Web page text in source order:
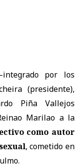
por los
(presidente),
Piña Vallejos
Marilao a la
como autor
, cometido en